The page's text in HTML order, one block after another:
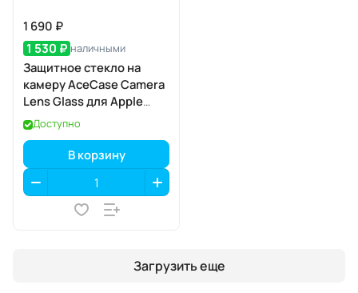
1 690 ₽
1 530 ₽ наличными
Защитное стекло на
камеру AceCase Camera
Lens Glass для Apple
iPhone 17
Доступно
В корзину
Загрузить еще